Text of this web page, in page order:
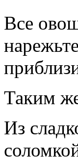
Все
Таким
Из